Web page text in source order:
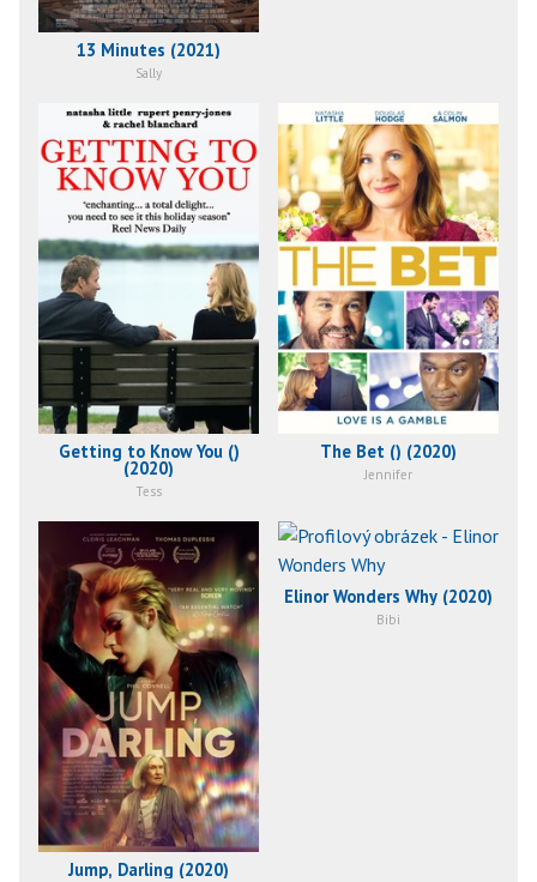
13 Minutes (2021)
Sally
Getting to Know You ()
(2020)
Tess
The Bet () (2020)
Jennifer
Jump, Darling (2020)
Elinor Wonders Why (2020)
Bibi